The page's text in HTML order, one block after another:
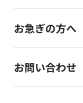
お急ぎの方へ
お問い合わせ